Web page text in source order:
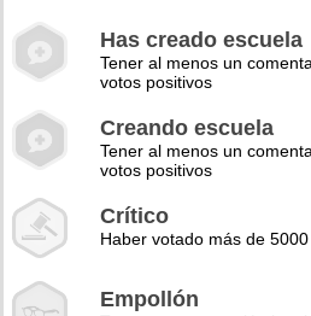
Has creado escuela
Tener al menos un
votos positivos
Creando escuela
Tener al menos un
votos positivos
Crítico
Haber votado más de
Empollón